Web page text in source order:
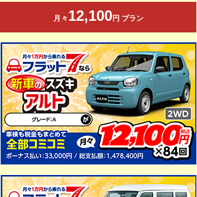
月々 12,100円 プラン